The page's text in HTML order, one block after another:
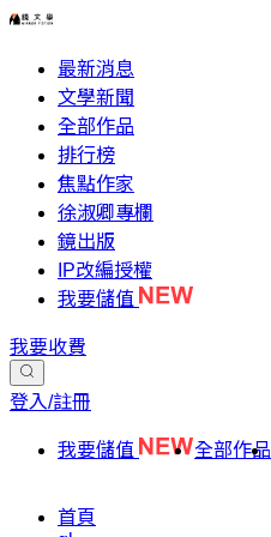
最新消息
文學新聞
全部作品
排行榜
焦點作家
徐淑卿專欄
鏡出版
IP改編授權
我要儲值
我要收費
登入/註冊
我要儲值 全部作品
首頁